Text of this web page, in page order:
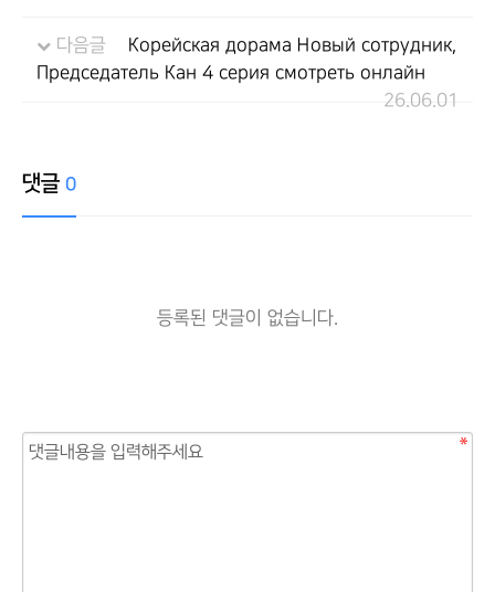
다음글
Корейская дорама Новый сотрудник,
Председатель Кан 4 серия смотреть онлайн
26.06.01
댓글 0
등록된 댓글이 없습니다.